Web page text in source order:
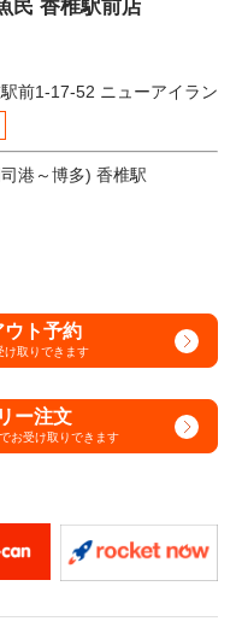
民 香椎駅前店
前1-17-52 ニューアイラン
港～博多) 香椎駅
ト予約
け取りできます
ー注文
お受け取りできます